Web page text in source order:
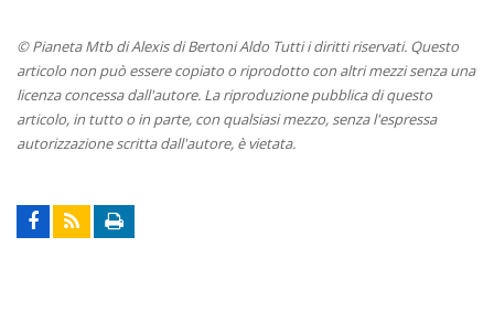
© Pianeta Mtb di Alexis di Bertoni Aldo Tutti i diritti riservati. Questo
articolo non può essere copiato o riprodotto con altri mezzi senza una
licenza concessa dall'autore. La riproduzione pubblica di questo
articolo, in tutto o in parte, con qualsiasi mezzo, senza l'espressa
autorizzazione scritta dall'autore, è vietata.